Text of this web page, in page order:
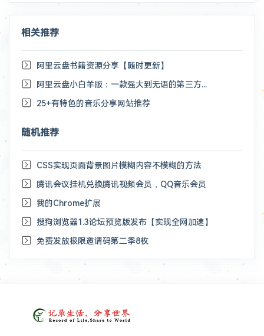
相关推荐
阿里云盘书籍资源分享【随时更新】
阿里云盘小白羊版：一款强大到无语的第三方阿里云盘开源客户端
25+有特色的音乐分享网站推荐
随机推荐
CSS实现页面背景图片模糊内容不模糊的方法
腾讯会议挂机兑换腾讯视频会员，QQ音乐会员
我的Chrome扩展
搜狗浏览器1.3论坛预览版发布【实现全网加速】
免费发放极限邀请码第二季8枚